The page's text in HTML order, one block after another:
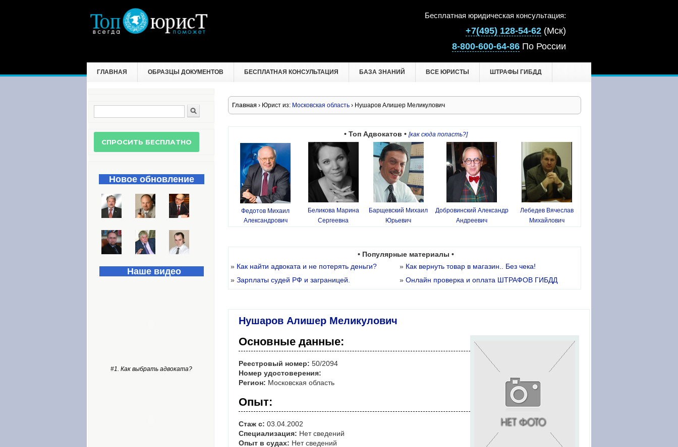
Бесплатная юридическая консультация:
+7(495) 128-54-62 (Мск)
8-800-600-64-86 По России
ГЛАВНАЯ ОБРАЗЦЫ ДОКУМЕНТОВ БЕСПЛАТНАЯ КОНСУЛЬТАЦИЯ БАЗА ЗНАНИЙ ВСЕ ЮРИСТЫ ШТРАФЫ ГИБДД
Главная › Юрист из: Московская область › Нушаров Алишер Меликулович
• Топ Адвокатов • [как сюда попасть?]
Федотов Михаил
Александрович
Беликова Марина
Сергеевна
Барщевский Михаил
Юрьевич
Добровинский Александр
Андреевич
Лебедев Вячеслав
Михайлович
• Популярные материалы •
» Как найти адвоката и не потерять деньги? » Как вернуть товар в магазин.. Без чека!
» Зарплаты судей РФ и заграницей. » Онлайн проверка и оплата ШТРАФОВ ГИБДД
Нушаров Алишер Меликулович
Основные данные:
Реестровый номер: 50/2094
Номер удостоверения:
Регион: Московская область
Опыт:
Стаж с: 03.04.2002
Специализация: Нет сведений
Опыт в судах: Нет сведений
Форма поиска
Новое обновление
Наше видео
#1. Как выбрать адвоката?